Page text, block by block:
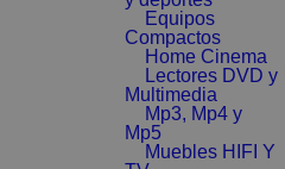
Equipos
Compactos
Home Cinema
Lectores DVD y
Multimedia
Mp3, Mp4 y
Mp5
Muebles HIFI Y